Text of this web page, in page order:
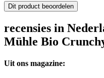
Dit product beoordelen
recensies in
Mühle Bio
Uit ons magazine: